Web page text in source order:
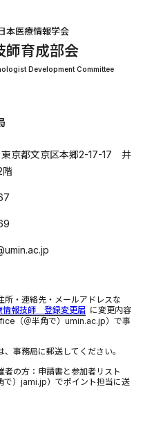
本医療情報学会
師育成部会
Development Committee
東京都文京区本郷2-17-17 井
階
所・連絡先・メールアドレスな
情報技師 登録変更届 に変更内容
（＠半角で）umin.ac.jp）で事
事務局に郵送してください。
の方：申請書と参加者リスト
）jami.jp）でポイント担当に送